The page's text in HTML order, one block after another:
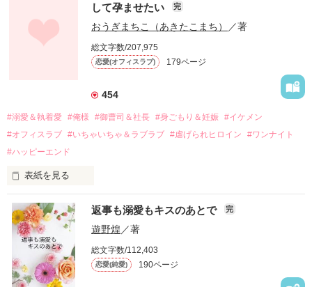
幼なじみの哲平に淡い恋心を抱いていた美桜。
しかし、ある出来事をきっかけに二人の関係は壊れてしまう。
関係修復もできないまま、美桜は両親の離婚によって
引っ越すことになり、哲平とも離れ離れになった。
それから約十二年後。
過去の傷から、二度と会いたくないと思っていた哲平に
運命のような再会を果たす。
酔った勢いで一夜を共にしてしまった。
さらに、美桜が初めてだと知った哲平は
『責任をとる、結婚しよう』と真っ直ぐに告げてきた。
戸惑う美桜とは裏腹に、好きという気持ちを隠すことなく
甘やかしてくる。
そんなある日、哲平は美桜がストーカー被害に
遭っていることを知る。
美桜を守るため、哲平は同居を提案してきて――。
して孕ませたい
完
おうぎまちこ（あきたこまち） ／著
総文字数/207,975
恋愛(オフィスラブ) 179ページ
454
#溺愛＆執着愛 #俺様 #御曹司＆社長 #身ごもり＆妊娠 #イケメン
#オフィスラブ #いちゃいちゃ＆ラブラブ #虐げられヒロイン
#ワンナイト
#ハッピーエンド
表紙を見る
おかしな噂を流されて前の職場でうまくいかなかった梅田美
桜は、海外で傷心旅行をしていたところ、日本人美青年と出会
い、酒の勢いもあり一夜限りの関係となる。
帰国後、美桜は新しい職場でワンナイトした美青年と再会。
なんと彼の正体は、とある財閥御曹司にも関わらず、一族を離
れて起業した新進気鋭の実業家、社内でも冷徹だと評判な社長
――御影恭司その人だったのだ――！
返事も溺愛もキスのあとで 完
遊野煌 ／著
総文字数/112,403
恋愛(純愛) 190ページ